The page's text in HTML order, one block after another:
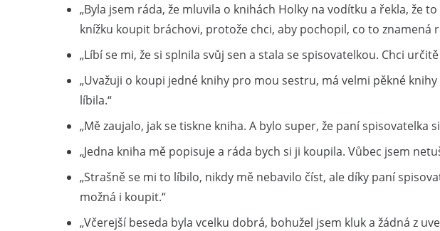
„Byla jsem ráda, že mluvila o knihách Holky na vodítku a řekla, že
knížku koupit bráchovi, protože chci, aby pochopil, co to znamená
„Líbí se mi, že si splnila svůj sen a stala se spisovatelkou. Chci
„Uvažuji o koupi jedné knihy pro mou sestru, má velmi pěkné
líbila.“
„Mě zaujalo, jak se tiskne kniha. A bylo super, že paní spisovatelka
„Jedna kniha mě popisuje a ráda bych si ji koupila. Vůbec jsem
„Strašně se mi to líbilo, nikdy mě nebavilo číst, ale díky paní
možná i koupit.“
„Včerejší beseda byla vcelku dobrá, bohužel jsem kluk a žádná z